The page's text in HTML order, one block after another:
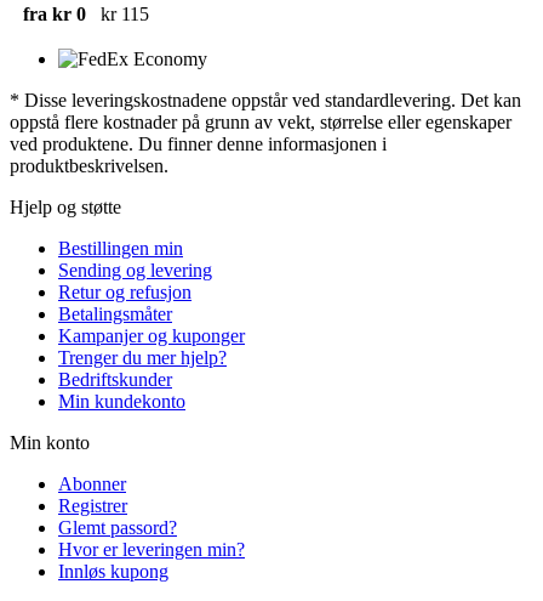
fra kr 0
kr 115
* Disse leveringskostnadene oppstår ved standardlevering. Det kan
oppstå flere kostnader på grunn av vekt, størrelse eller egenskaper
ved produktene. Du finner denne informasjonen i
produktbeskrivelsen.
Hjelp og støtte
Bestillingen min
Sending og levering
Retur og refusjon
Betalingsmåter
Kampanjer og kuponger
Trenger du mer hjelp?
Bedriftskunder
Min kundekonto
Min konto
Abonner
Registrer
Glemt passord?
Hvor er leveringen min?
Innløs kupong